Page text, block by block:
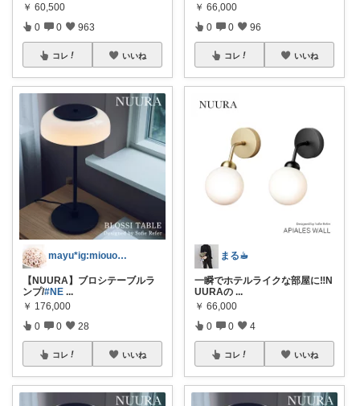
￥ 60,500
0 0 963
コレ いいね
mayu*ig:miouor_home
【NUURA】ブロシテーブルラ
ンプ/#NE ...
￥ 176,000
0 0 28
コレ いいね
￥ 66,000
0 0 96
コレ いいね
まる☕︎
一瞬でホテルライクな部屋に‼️N
UURAの ...
￥ 66,000
0 0 4
コレ いいね